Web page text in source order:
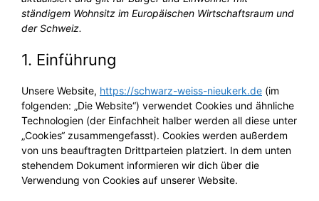
ständigem Wohnsitz im Europäischen Wirtschaftsraum und
der Schweiz.
1. Einführung
Unsere Website, https://schwarz-weiss-nieukerk.de (im
folgenden: „Die Website“) verwendet Cookies und ähnliche
Technologien (der Einfachheit halber werden all diese unter
„Cookies“ zusammengefasst). Cookies werden außerdem
von uns beauftragten Drittparteien platziert. In dem unten
stehendem Dokument informieren wir dich über die
Verwendung von Cookies auf unserer Website.